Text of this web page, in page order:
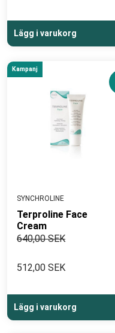
Lägg i varukorg
Kampanj
SYNCHROLINE
Terproline Face
Cream
640,00 SEK
512,00 SEK
Lägg i varukorg